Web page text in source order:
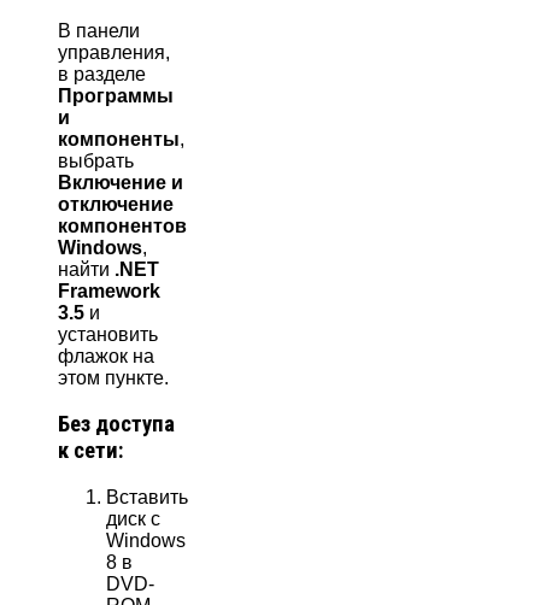
В панели
управления,
в разделе
Программы
и
компоненты,
выбрать
Включение и
отключение
компонентов
Windows,
найти .NET
Framework
3.5 и
установить
флажок на
этом пункте.
Без доступа
к сети:
Вставить
диск с
Windows
8 в
DVD-